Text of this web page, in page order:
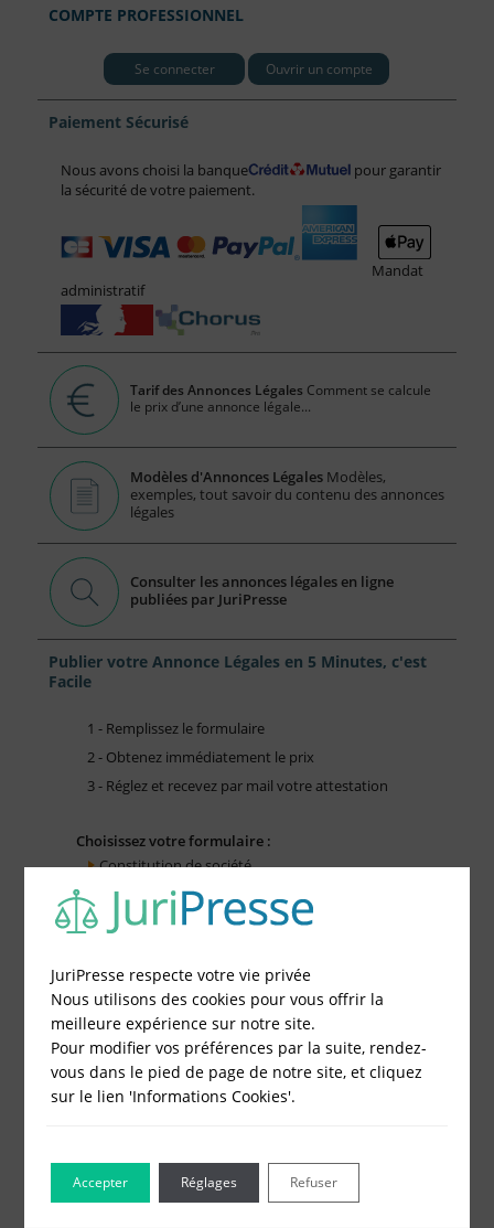
COMPTE PROFESSIONNEL
Se connecter Ouvrir un compte
Paiement Sécurisé
Nous avons choisi la banque
pour garantir
la sécurité de votre paiement.
Mandat
administratif
Tarif des Annonces Légales Comment se calcule
le prix d’une annonce légale...
Modèles d'Annonces Légales Modèles,
exemples, tout savoir du contenu des annonces
légales
Consulter les annonces légales en ligne
publiées par JuriPresse
Publier votre Annonce Légales en 5 Minutes, c'est
Facile
1 - Remplissez le formulaire
2 - Obtenez immédiatement le prix
3 - Réglez et recevez par mail votre attestation
Choisissez votre formulaire :
Constitution de société
Modification de société
Fonds de Commerce
JuriPresse respecte votre vie privée
Nous utilisons des cookies pour vous offrir la
meilleure expérience sur notre site.
Pour modifier vos préférences par la suite, rendez-
vous dans le pied de page de notre site, et cliquez
sur le lien 'Informations Cookies'.
Accepter Refuser
Réglages